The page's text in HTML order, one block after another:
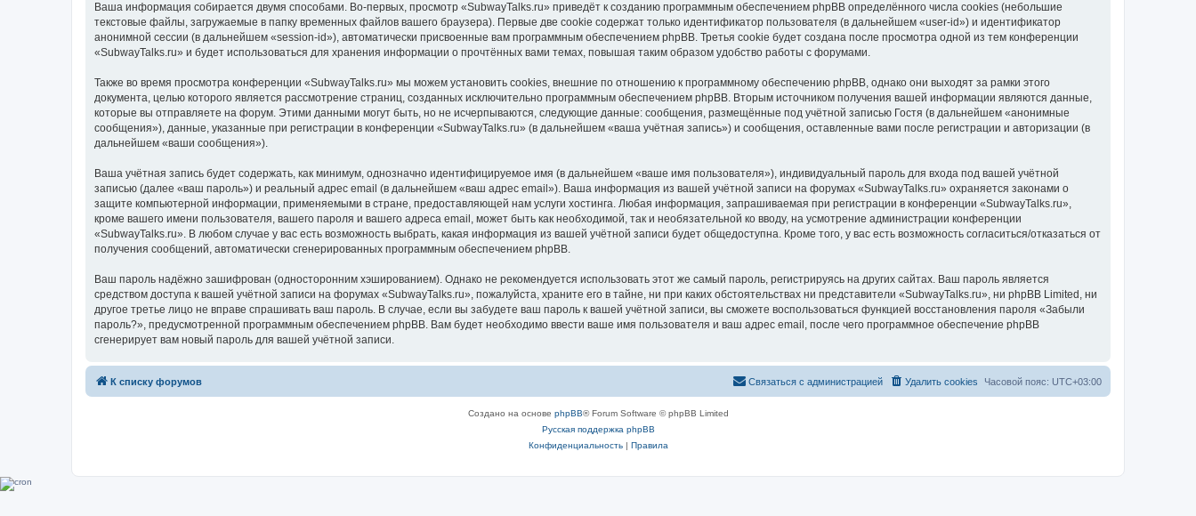
Ваша информация собирается двумя способами. Во-первых, просмотр «SubwayTalks.ru» приведёт к созданию программным обеспечением phpBB определённого числа cookies (небольшие
текстовые файлы, загружаемые в папку временных файлов вашего браузера). Первые две cookie содержат только идентификатор пользователя (в дальнейшем «user-id») и идентификатор
анонимной сессии (в дальнейшем «session-id»), автоматически присвоенные вам программным обеспечением phpBB. Третья cookie будет создана после просмотра одной из тем конференции
«SubwayTalks.ru» и будет использоваться для хранения информации о прочтённых вами темах, повышая таким образом удобство работы с форумами.
Также во время просмотра конференции «SubwayTalks.ru» мы можем установить cookies, внешние по отношению к программному обеспечению phpBB, однако они выходят за рамки этого
документа, целью которого является рассмотрение страниц, созданных исключительно программным обеспечением phpBB. Вторым источником получения вашей информации являются данные,
которые вы отправляете на форум. Этими данными могут быть, но не исчерпываются, следующие данные: сообщения, размещённые под учётной записью Гостя (в дальнейшем «анонимные
сообщения»), данные, указанные при регистрации в конференции «SubwayTalks.ru» (в дальнейшем «ваша учётная запись») и сообщения, оставленные вами после регистрации и авторизации (в
дальнейшем «ваши сообщения»).
Ваша учётная запись будет содержать, как минимум, однозначно идентифицируемое имя (в дальнейшем «ваше имя пользователя»), индивидуальный пароль для входа под вашей учётной
записью (далее «ваш пароль») и реальный адрес email (в дальнейшем «ваш адрес email»). Ваша информация из вашей учётной записи на форумах «SubwayTalks.ru» охраняется законами о
защите компьютерной информации, применяемыми в стране, предоставляющей нам услуги хостинга. Любая информация, запрашиваемая при регистрации в конференции «SubwayTalks.ru»,
кроме вашего имени пользователя, вашего пароля и вашего адреса email, может быть как необходимой, так и необязательной ко вводу, на усмотрение администрации конференции
«SubwayTalks.ru». В любом случае у вас есть возможность выбрать, какая информация из вашей учётной записи будет общедоступна. Кроме того, у вас есть возможность согласиться/отказаться от
получения сообщений, автоматически сгенерированных программным обеспечением phpBB.
Ваш пароль надёжно зашифрован (односторонним хэшированием). Однако не рекомендуется использовать этот же самый пароль, регистрируясь на других сайтах. Ваш пароль является
средством доступа к вашей учётной записи на форумах «SubwayTalks.ru», пожалуйста, храните его в тайне, ни при каких обстоятельствах ни представители «SubwayTalks.ru», ни phpBB Limited, ни
другое третье лицо не вправе спрашивать ваш пароль. В случае, если вы забудете ваш пароль к вашей учётной записи, вы сможете воспользоваться функцией восстановления пароля «Забыли
пароль?», предусмотренной программным обеспечением phpBB. Вам будет необходимо ввести ваше имя пользователя и ваш адрес email, после чего программное обеспечение phpBB
сгенерирует вам новый пароль для вашей учётной записи.
К списку форумов Часовой пояс: UTC+03:00
Удалить cookies
Связаться с администрацией
Создано на основе phpBB® Forum Software © phpBB Limited
Русская поддержка phpBB
Конфиденциальность| Правила